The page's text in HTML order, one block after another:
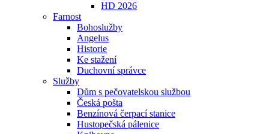
HD 2026
Farnost
Bohoslužby
Angelus
Historie
Ke stažení
Duchovní správce
Služby
Dům s pečovatelskou službou
Česká pošta
Benzínová čerpací stanice
Hustopečská pálenice